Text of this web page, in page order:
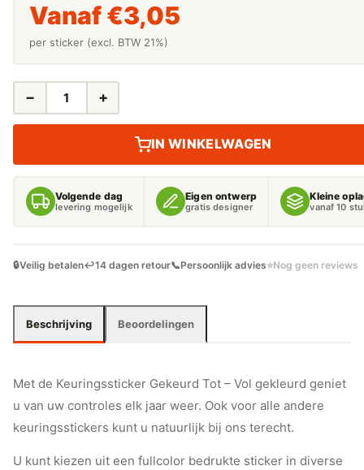
Vanaf €3,05
per sticker (excl. BTW 21%)
KEURINGSSTICKER
GEKLEURD
AANTAL
− +
IN WINKELWAGEN
Volgende dag
levering mogelijk
Eigen ontwerp
gratis designer
Kleine
vanaf 10
🔒Veilig betalen↩️14 dagen retour📞Persoonlijk advies⭐Nog geen reviews
Beschrijving Beoordelingen
Met de Keuringssticker Gekeurd Tot – Vol gekleurd geniet
u van uw controles elk jaar weer. Ook voor alle andere
keuringsstickers kunt u natuurlijk bij ons terecht.
U kunt kiezen uit een fullcolor bedrukte sticker in diverse